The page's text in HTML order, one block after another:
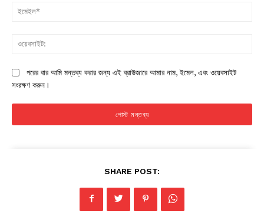
পরের বার আমি মন্তব্য করার জন্য এই ব্রাউজারে আমার নাম, ইমেল, এবং ওয়েবসাইট
সংরক্ষণ করুন।
SHARE POST: